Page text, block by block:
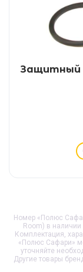
Защитный
Номер «Полюс
Room) в наличии
Комплектация,
«Полюс Сафари»
уточняйте
Другие товары